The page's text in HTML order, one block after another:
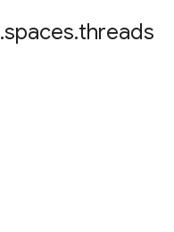
.spaces.threads